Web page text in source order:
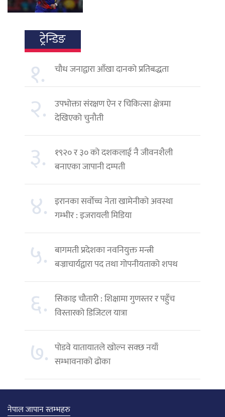
ट्रेन्डिङ
१. चौध जनाद्वारा आँखा दानको प्रतिबद्धता
२. उपभोक्ता संरक्षण ऐन र चिकित्सा क्षेत्रमा
देखिएको चुनौती
३.
१९२० र ३० को दशकलाई नै जीवनशैली
बनाएका जापानी दम्पती
४. इरानका सर्वोच्च नेता खामेनीको अवस्था
गम्भीर : इजरायली मिडिया
५. बागमती प्रदेशका नवनियुक्त मन्त्री
बज्राचार्यद्वारा पद तथा गोपनीयताको शपथ
६. सिकाइ चौतारी : शिक्षामा गुणस्तर र पहुँच
विस्तारको डिजिटल यात्रा
७. पोडवे यातायातले खोल्न सक्छ नयाँ
सम्भावनाको ढोका
नेपाल जापान स्तम्भहरु